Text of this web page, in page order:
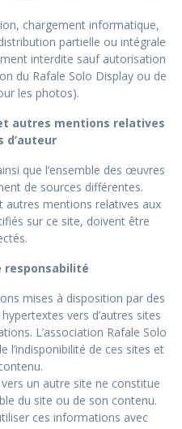
chargement informatique,
partielle ou intégrale
interdite sauf autorisation
du Rafale Solo Display ou de
les photos).
autres mentions relatives
d’auteur
que l’ensemble des œuvres
de sources différentes.
autres mentions relatives aux
sur ce site, doivent être
responsabilité
mises à disposition par des
vers d’autres sites
L’association Rafale Solo
l’indisponibilité de ces sites et
vers un autre site ne constitue
du site ou de son contenu.
ces informations avec